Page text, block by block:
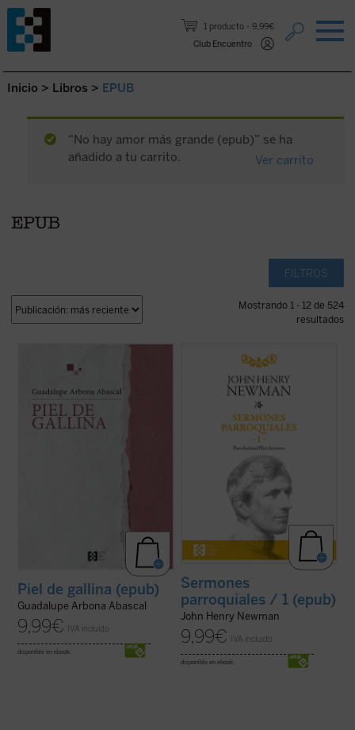
1 producto
9,99€
Club Encuentro
Saltar al contenido.
Inicio > Libros > EPUB
“No hay amor más grande (epub)” se ha
añadido a tu carrito.
Ver carrito
EPUB
FILTROS
Mostrando 1 - 12 de 524
resultados
cuando tengo miedo, pero también me
repente caigo en la cuenta de que estoy
viva y que hay alguien que sostiene mi
existencia». Tercera ...(ver ficha)
Piel de gallina (epub)
Guadalupe Arbona Abascal
9,99€ IVA incluido
disponible en ebook:
Desde su ordenación como pastor
anglicano hasta su muerte como cardenal
católico, la figura de Newman no deja de
sorprender por la coherencia de su
trayectoria. En estosSermones
, un clásico de la espiritualidad
(ver ficha)
Sermones
parroquiales / 1 (epub)
John Henry Newman
9,99€ IVA incluido
disponible en ebook: